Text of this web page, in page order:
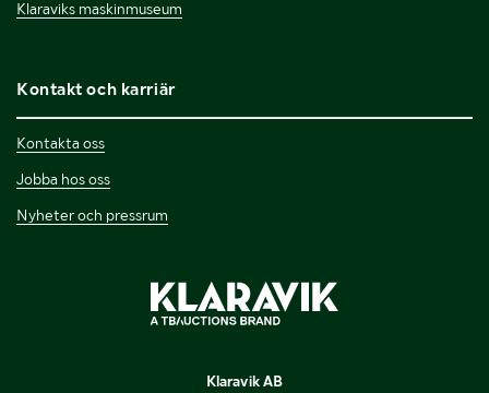
Klaraviks maskinmuseum
Kontakt och karriär
Kontakta oss
Jobba hos oss
Nyheter och pressrum
Klaravik AB